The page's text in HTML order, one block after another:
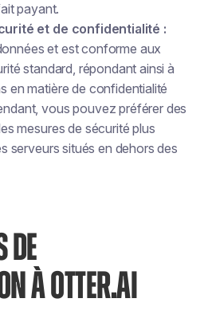
payant.
et de confidentialité :
et est conforme aux
standard, répondant ainsi à
en matière de confidentialité
vous pouvez préférer des
mesures de sécurité plus
serveurs situés en dehors des
DE
À OTTER.AI